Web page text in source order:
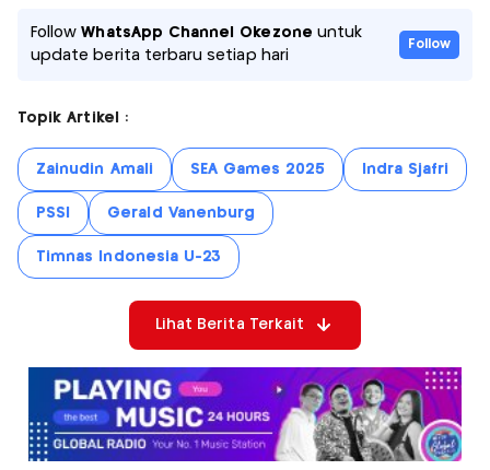
FollowWhatsApp Channel Okezone untuk
update berita terbaru setiap hari
Follow
Topik Artikel :
Zainudin Amali SEA Games 2025 Indra Sjafri
PSSI Gerald Vanenburg
Timnas Indonesia U-23
Lihat Berita Terkait